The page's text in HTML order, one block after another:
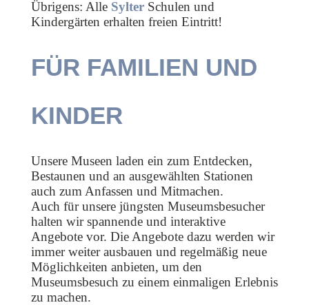
Übrigens: Alle SylterSchulen und
Kindergärten erhalten freien Eintritt!
FÜR FAMILIEN UND
KINDER
Unsere Museen laden ein zum Entdecken,
Bestaunen und an ausgewählten Stationen
auch zum Anfassen und Mitmachen.
Auch für unsere jüngsten Museumsbesucher
halten wir spannende und interaktive
Angebote vor. Die Angebote dazu werden wir
immer weiter ausbauen und regelmäßig neue
Möglichkeiten anbieten, um den
Museumsbesuch zu einem einmaligen Erlebnis
zu machen.